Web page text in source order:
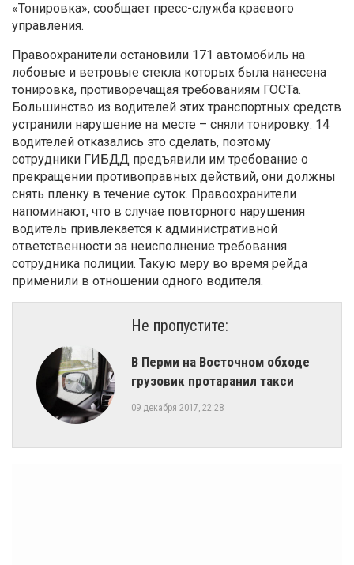
«Тонировка», сообщает пресс-служба краевого
управления.
Правоохранители остановили 171 автомобиль на
лобовые и ветровые стекла которых была нанесена
тонировка, противоречащая требованиям ГОСТа.
Большинство из водителей этих транспортных средств
устранили нарушение на месте – сняли тонировку. 14
водителей отказались это сделать, поэтому
сотрудники ГИБДД предъявили им требование о
прекращении противоправных действий, они должны
снять пленку в течение суток. Правоохранители
напоминают, что в случае повторного нарушения
водитель привлекается к административной
ответственности за неисполнение требования
сотрудника полиции. Такую меру во время рейда
применили в отношении одного водителя.
Не пропустите:
В Перми на Восточном обходе
грузовик протаранил такси
09 декабря 2017, 22:28